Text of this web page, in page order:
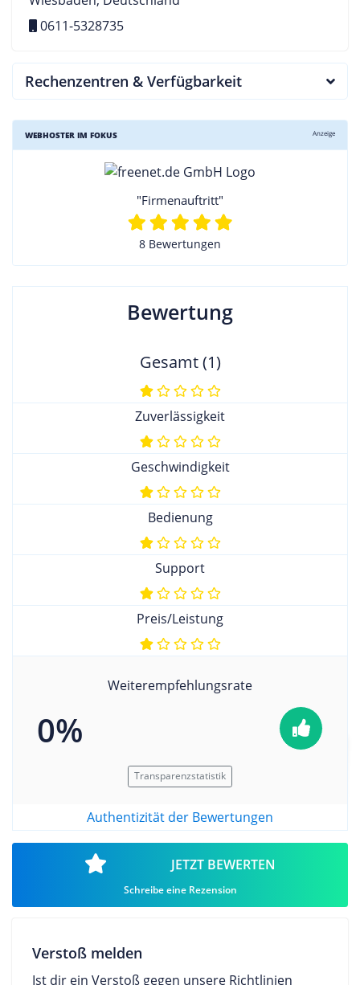
0611-5328735
Rechenzentren & Verfügbarkeit
WEBHOSTER IM FOKUS Anzeige
"Firmenauftritt"
8 Bewertungen
Bewertung
Gesamt (1)
Zuverlässigkeit
Geschwindigkeit
Bedienung
Support
Preis/Leistung
Weiterempfehlungsrate
0%
Transparenzstatistik
Authentizität der Bewertungen
JETZT BEWERTEN
Schreibe eine Rezension
Verstoß melden
Ist dir ein Verstoß gegen unsere Richtlinien